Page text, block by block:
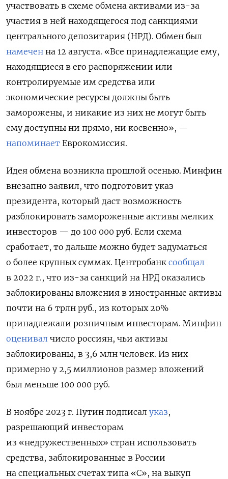
участвовать в схеме обмена активами из-за
участия в ней находящегося под санкциями
центрального депозитария (НРД). Обмен был
намечен на 12 августа. «Все принадлежащие ему,
находящиеся в его распоряжении или
контролируемые им средства или
экономические ресурсы должны быть
заморожены, и никакие из них не могут быть
ему доступны ни прямо, ни косвенно», —
напоминает Еврокомиссия.
Идея обмена возникла прошлой осенью. Минфин
внезапно заявил, что подготовит указ
президента, который даст возможность
разблокировать замороженные активы мелких
инвесторов — до 100 000 руб. Если схема
сработает, то дальше можно будет задуматься
о более крупных суммах. Центробанк сообщал
в 2022 г., что из-за санкций на НРД оказались
заблокированы вложения в иностранные активы
почти на 6 трлн руб., из которых 20%
принадлежали розничным инвесторам. Минфин
оценивал число россиян, чьи активы
заблокированы, в 3,6 млн человек. Из них
примерно у 2,5 миллионов размер вложений
был меньше 100 000 руб.
В ноябре 2023 г. Путин подписал указ,
разрешающий инвесторам
из «недружественных» стран использовать
средства, заблокированные в России
на специальных счетах типа «С», на выкуп